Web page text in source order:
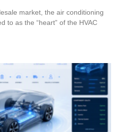
market, the air conditioning
to as the “heart” of the HVAC